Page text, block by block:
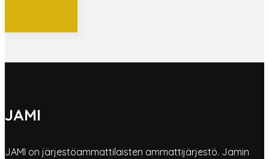
JAMI
JAMI on järjestöammattilaisten ammattijärjestö. Jamin